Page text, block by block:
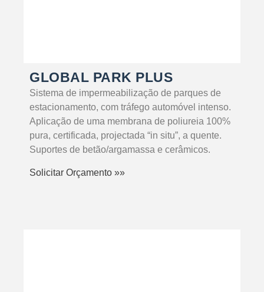
GLOBAL PARK PLUS
Sistema de impermeabilização de parques de
estacionamento, com tráfego automóvel intenso.
Aplicação de uma membrana de poliureia 100%
pura, certificada, projectada “in situ”, a quente.
Suportes de betão/argamassa e cerâmicos.
Solicitar Orçamento »»